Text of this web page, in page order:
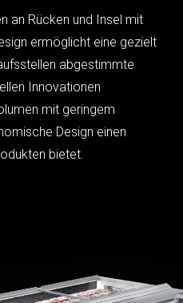
an Rücken und Insel mit
ermöglicht eine gezielt
abgestimmte
Innovationen
mit geringem
Design einen
bietet.